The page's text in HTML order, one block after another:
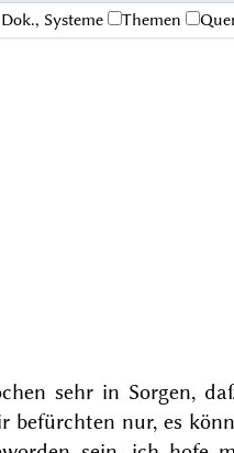
Systeme Themen
sehr in Sorgen,
befürchten nur, es